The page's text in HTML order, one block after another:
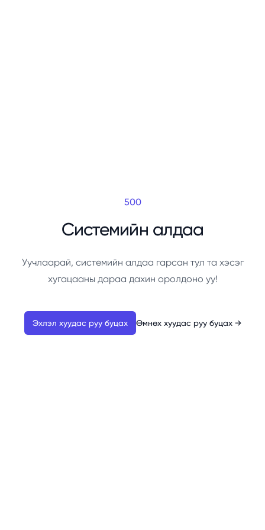
500
Системийн алдаа
Уучлаарай, системийн алдаа гарсан тул та хэсэг
хугацааны дараа дахин оролдоно уу!
Эхлэл хуудас руу буцах Өмнөх хуудас руу буцах →